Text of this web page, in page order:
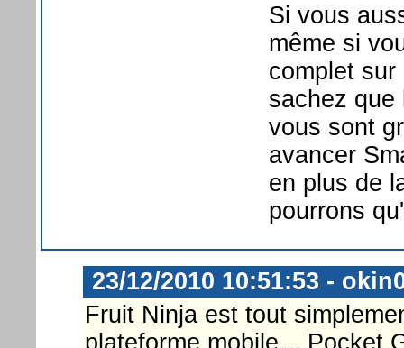
Si vous
même si
complet
sachez que
vous sont
avancer
en plus de
pourrons
23/12/2010 10:51:53 -
Fruit Ninja est tout
plateforme mobile... Pocket